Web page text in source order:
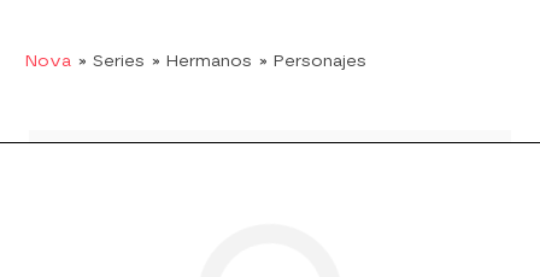
Nova » Series » Hermanos » Personajes